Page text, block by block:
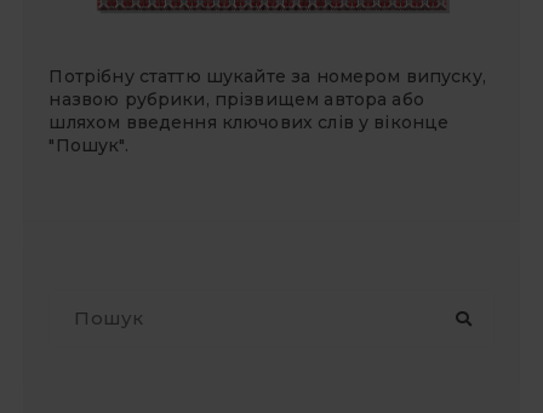
Потрібну статтю шукайте за номером випуску,
назвою рубрики, прізвищем автора або
шляхом введення ключових слів у віконце
"Пошук".